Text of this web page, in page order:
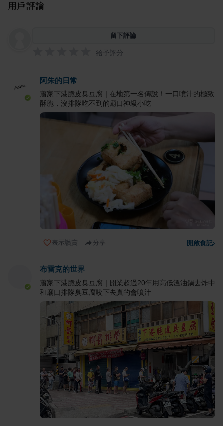
用戶評論
留下評論
給予評分
阿朱的日常
蕭家下港脆皮臭豆腐｜在地第一名傳說！一口噴汁的極致
酥脆，沒排隊吃不到的廟口神級小吃
表示讚賞 分享 開啟食記›
布雷克的世界
蕭家下港脆皮臭豆腐｜開業超過20年用高低溫油鍋去炸中
和廟口排隊臭豆腐咬下去真的會噴汁